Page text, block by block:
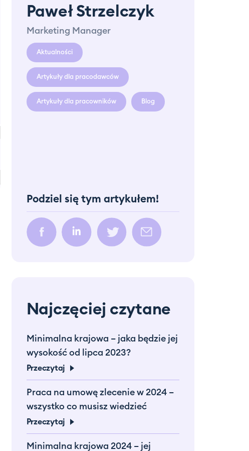
Paweł Strzelczyk
Marketing Manager
Aktualności
Artykuły dla pracodawców
Artykuły dla pracowników Blog
Podziel się tym artykułem!
Najczęciej czytane
Minimalna krajowa – jaka będzie jej
wysokość od lipca 2023?
Przeczytaj
Praca na umowę zlecenie w 2024 –
wszystko co musisz wiedzieć
Przeczytaj
Minimalna krajowa 2024 – jej